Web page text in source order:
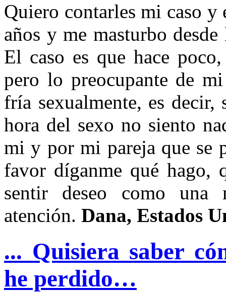
Quiero contarles mi caso y
años y me masturbo
El caso es que hace
pero lo preocupante de
fría sexualmente, es
hora del sexo no siento
mi y por mi pareja que se
favor díganme qué hago,
sentir deseo como una
atención. Dana, Estados
... Quisiera saber
he perdido…